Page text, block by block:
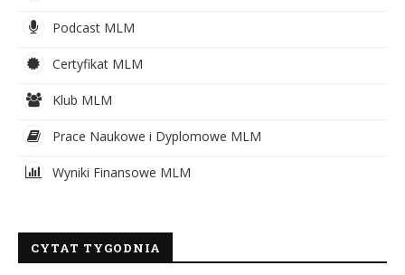
Podcast MLM
Certyfikat MLM
Klub MLM
Prace Naukowe i Dyplomowe MLM
Wyniki Finansowe MLM
CYTAT TYGODNIA